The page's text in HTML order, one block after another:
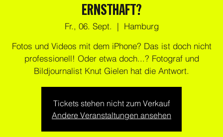
ERNSTHAFT?
Fr., 06. Sept.
  |
Hamburg
Fotos und Videos mit dem iPhone? Das ist doch nicht
professionell! Oder etwa doch...? Fotograf und
Bildjournalist Knut Gielen hat die Antwort.
Tickets stehen nicht zum Verkauf
Andere Veranstaltungen ansehen